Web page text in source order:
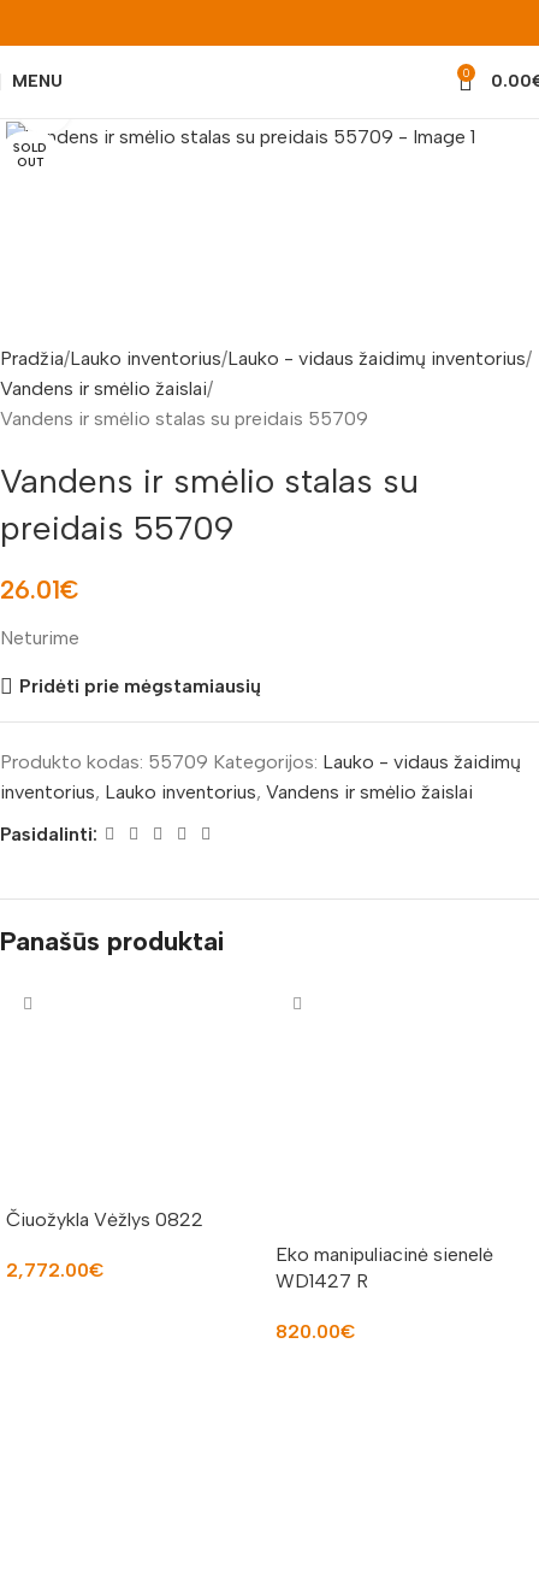
MENU 0 0.00
SOLD
OUT
Pradžia Lauko inventorius Lauko - vidaus žaidimų inventorius
Vandens ir smėlio žaislai
Vandens ir smėlio stalas su preidais 55709
Vandens ir smėlio stalas su
preidais 55709
26.01€
Neturime
Pridėti prie mėgstamiausių
Produkto kodas: 55709 Kategorijos: Lauko - vidaus žaidimų
inventorius, Lauko inventorius, Vandens ir smėlio žaislai
Pasidalinti:
Panašūs produktai
Čiuožykla Vėžlys 0822
2,772.00€
Eko manipuliacinė sienelė
WD1427 R
820.00€